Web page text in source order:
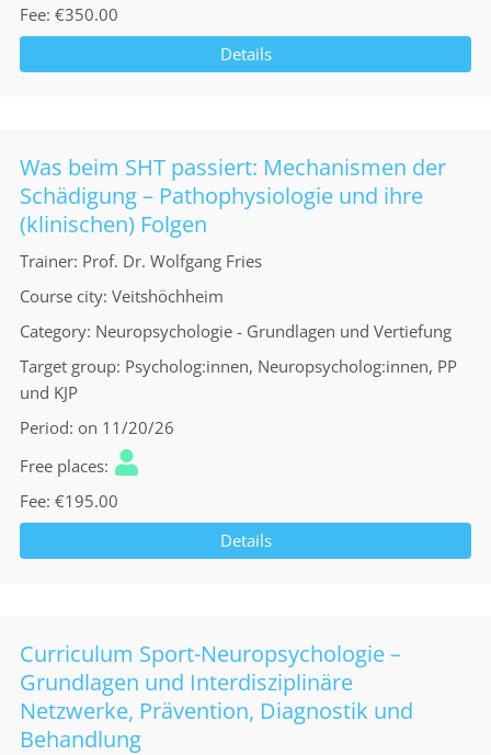
Fee €350.00
Details
Was beim SHT passiert: Mechanismen der
Schädigung – Pathophysiologie und ihre
(klinischen) Folgen
Trainer Prof. Dr. Wolfgang Fries
Course city Veitshöchheim
Category Neuropsychologie - Grundlagen und Vertiefung
Target group Psycholog:innen, Neuropsycholog:innen, PP
und KJP
Period on 11/20/26
Free places
Fee €195.00
Details
Curriculum Sport-Neuropsychologie –
Grundlagen und Interdisziplinäre
Netzwerke, Prävention, Diagnostik und
Behandlung